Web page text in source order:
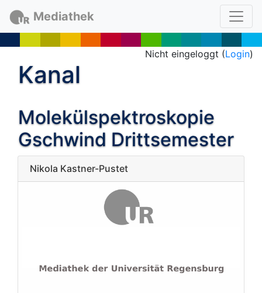
Mediathek
Nicht eingeloggt (Login)
Kanal
Molekülspektroskopie
Gschwind Drittsemester
Nikola Kastner-Pustet